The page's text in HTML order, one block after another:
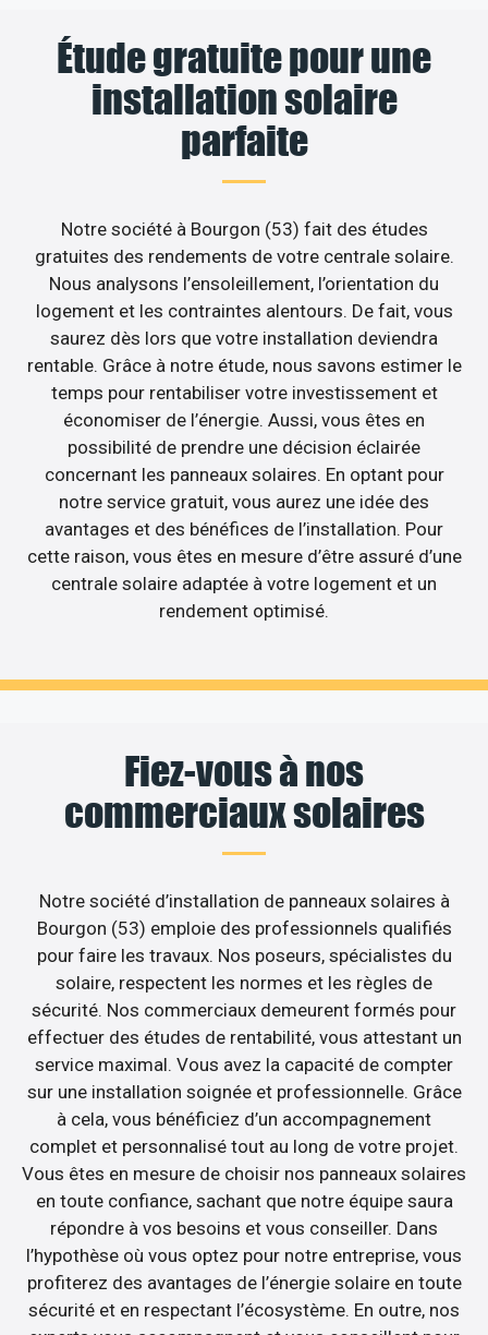
Étude gratuite pour une
installation solaire
parfaite
Notre société à Bourgon (53) fait des études
gratuites des rendements de votre centrale solaire.
Nous analysons l’ensoleillement, l’orientation du
logement et les contraintes alentours. De fait, vous
saurez dès lors que votre installation deviendra
rentable. Grâce à notre étude, nous savons estimer le
temps pour rentabiliser votre investissement et
économiser de l’énergie. Aussi, vous êtes en
possibilité de prendre une décision éclairée
concernant les panneaux solaires. En optant pour
notre service gratuit, vous aurez une idée des
avantages et des bénéfices de l’installation. Pour
cette raison, vous êtes en mesure d’être assuré d’une
centrale solaire adaptée à votre logement et un
rendement optimisé.
Fiez-vous à nos
commerciaux solaires
Notre société d’installation de panneaux solaires à
Bourgon (53) emploie des professionnels qualifiés
pour faire les travaux. Nos poseurs, spécialistes du
solaire, respectent les normes et les règles de
sécurité. Nos commerciaux demeurent formés pour
effectuer des études de rentabilité, vous attestant un
service maximal. Vous avez la capacité de compter
sur une installation soignée et professionnelle. Grâce
à cela, vous bénéficiez d’un accompagnement
complet et personnalisé tout au long de votre projet.
Vous êtes en mesure de choisir nos panneaux solaires
en toute confiance, sachant que notre équipe saura
répondre à vos besoins et vous conseiller. Dans
l’hypothèse où vous optez pour notre entreprise, vous
profiterez des avantages de l’énergie solaire en toute
sécurité et en respectant l’écosystème. En outre, nos